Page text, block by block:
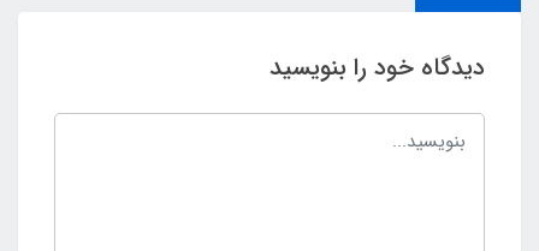
دیدگاه خود را بنویسید